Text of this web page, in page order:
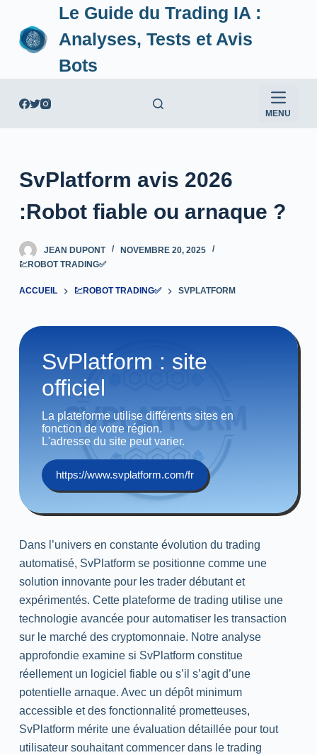
a
o
n
Le Guide du Trading IA :
Analyses, Tests et Avis
Bots
MENU
SvPlatform avis 2026
:Robot fiable ou arnaque ?
JEAN DUPONT
NOVEMBRE 20, 2025
💹ROBOT TRADING✅
ACCUEIL 💹ROBOT TRADING✅ SVPLATFORM
SvPlatform : site
officiel
La plateforme utilise différents sites en
fonction de votre région.
L'adresse du site peut varier.
https://www.svplatform.com/fr
Dans l’univers en constante évolution du trading
automatisé, SvPlatform se positionne comme une
solution innovante pour les trader débutant et
expérimentés. Cette plateforme de trading utilise une
technologie avancée pour automatiser les transaction
sur le marché des cryptomonnaie. Notre analyse
approfondie examine si SvPlatform constitue
réellement un logiciel fiable ou s’il s’agit d’une
potentielle arnaque. Avec un dépôt minimum
accessible et des fonctionnalité prometteuses,
SvPlatform mérite une évaluation détaillée pour tout
utilisateur souhaitant commencer dans le trading